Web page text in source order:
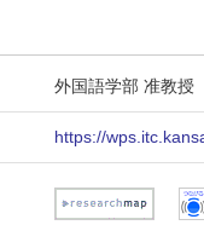
外国語学部 准教授
https://